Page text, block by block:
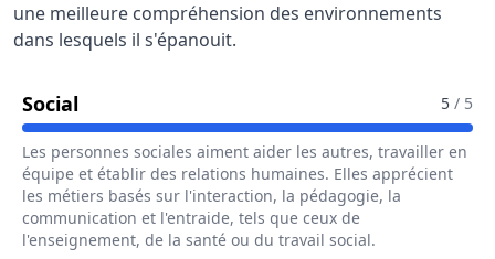
une meilleure compréhension des environnements
dans lesquels il s'épanouit.
SocialPour Le Métier De Animateur Socio- 5 / 5
Les personnes sociales aiment aider les autres, travailler en
équipe et établir des relations humaines. Elles apprécient
les métiers basés sur l'interaction, la pédagogie, la
communication et l'entraide, tels que ceux de
l'enseignement, de la santé ou du travail social.